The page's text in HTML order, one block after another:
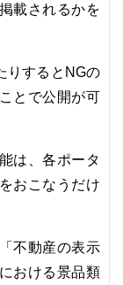
載されるかを
りするとNGの
とで公開が可
は、各ポータ
おこなうだけ
不動産の表示
おける景品類